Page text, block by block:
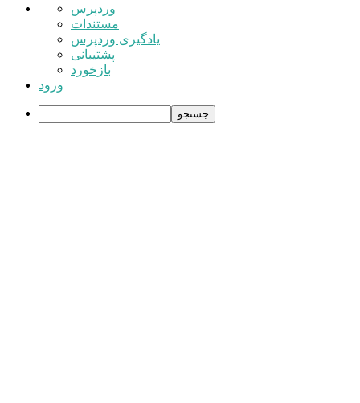
درباره
وردپرس
وردپرس
مستندات
یادگیری وردپرس
پشتیبانی
بازخورد
ورود
جستجو